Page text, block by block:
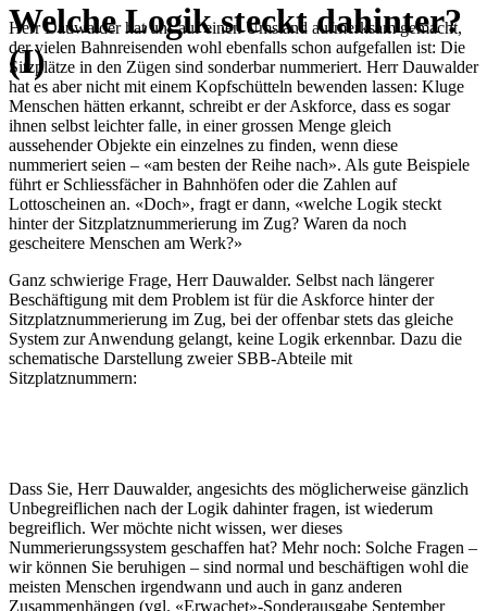
Welche Logik steckt dahinter?
(I)
Herr Dauwalder hat uns auf einen Umstand aufmerksam gemacht,
der vielen Bahnreisenden wohl ebenfalls schon aufgefallen ist: Die
Sitzplätze in den Zügen sind sonderbar nummeriert. Herr Dauwalder
hat es aber nicht mit einem Kopf­schütteln bewenden lassen: Kluge
Menschen hätten erkannt, schreibt er der Askforce, dass es sogar
ihnen selbst leichter falle, in einer grossen Menge gleich
aussehender Objekte ein einzelnes zu finden, wenn diese
nummeriert seien – «am besten der Reihe nach». Als gute Beispiele
führt er Schliessfächer in Bahnhöfen oder die Zahlen auf
Lottoscheinen an. «Doch», fragt er dann, «welche Logik steckt
hinter der Sitzplatznummerierung im Zug? Waren da noch
gescheitere Menschen am Werk?»
Ganz schwierige Frage, Herr Dauwalder. Selbst nach längerer
Beschäftigung mit dem Problem ist für die Askforce hinter der
Sitzplatznummerierung im Zug, bei der offenbar stets das gleiche
System zur Anwendung gelangt, keine Logik erkennbar. Dazu die
schematische Darstellung zweier SBB-Abteile mit
Sitzplatznummern:
Dass Sie, Herr Dauwalder, angesichts des möglicherweise gänzlich
Unbegreiflichen nach der Logik dahinter fragen, ist wiederum
begreiflich. Wer möchte nicht wissen, wer dieses
Nummerierungssystem geschaffen hat? Mehr noch: Solche Fragen –
wir können Sie beruhigen – sind normal und beschäftigen wohl die
meisten Menschen irgendwann und auch in ganz anderen
Zusammenhängen (vgl. «Erwachet»-Son­der­ausgabe September